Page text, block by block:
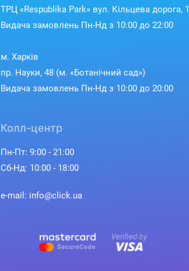
ТРЦ «Respublika Park» вул. Кільцева дорога, 1
Видача замовлень Пн-Нд з 10:00 до 22:00
м. Харків
пр. Науки, 48 (м. «Ботанічний сад»)
Видача замовлень Пн-Нд з 10:00 до 20:00
Колл-центр
Пн-Пт: 9:00 - 21:00
Сб-Нд: 10:00 - 18:00
e-mail: info@click.ua